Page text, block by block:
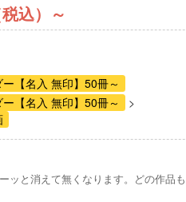
込） ～
【名入 無印】50冊～
【名入 無印】50冊～
ッと消えて無くなります。どの作品